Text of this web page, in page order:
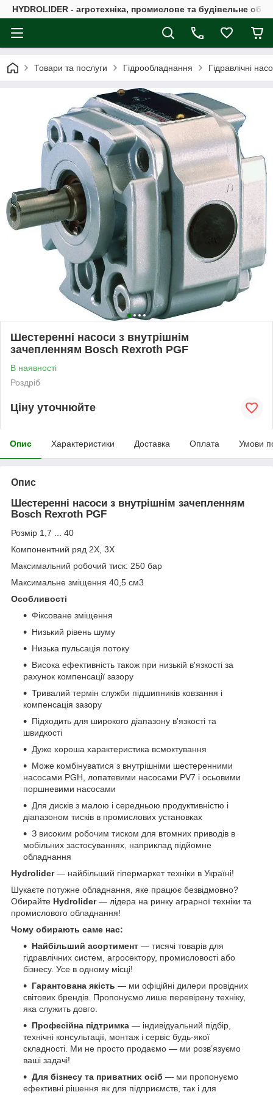
HYDROLIDER - агротехніка, промислове та будівельне
Товари та послуги Гідрообладнання Гідравлічні
Шестеренні насоси з внутрішнім
зачепленням Bosch Rexroth PGF
В наявності
Роздріб
Ціну уточнюйте
Опис Характеристики Доставка Оплата Умови
Опис
Шестеренні насоси з внутрішнім зачепленням
Bosch Rexroth PGF
Розмір 1,7 ... 40
Компонентний ряд 2X, 3X
Максимальний робочий тиск: 250 бар
Максимальне зміщення 40,5 см3
Особливості
Фіксоване зміщення
Низький рівень шуму
Низька пульсація потоку
Висока ефективність також при низькій в'язкості за
рахунок компенсації зазору
Тривалий термін служби підшипників ковзання і
компенсація зазору
Підходить для широкого діапазону в'язкості та
швидкості
Дуже хороша характеристика всмоктування
Може комбінуватися з внутрішніми шестеренними
насосами PGH, лопатевими насосами PV7 і осьовими
поршневими насосами
Для дисків з малою і середньою продуктивністю і
діапазоном тисків в промислових установках
З високим робочим тиском для втомних приводів в
мобільних застосуваннях, наприклад підйомне
обладнання
Hydrolider— найбільший гіпермаркет техніки в Україні!
Шукаєте потужне обладнання, яке працює безвідмовно?
Обирайте Hydrolider— лідера на ринку аграрної техніки та
промислового обладнання!
Чому обирають саме нас:
Найбільший асортимент — тисячі товарів для
гідравлічних систем, агросектору, промисловості або
бізнесу. Усе в одному місці!
Гарантована якість — ми офіційні дилери провідних
світових брендів. Пропонуємо лише перевірену техніку,
яка служить довго.
Професійна підтримка — індивідуальний підбір,
технічні консультації, монтаж і сервіс будь-якої
складності. Ми не просто продаємо — ми розв’язуємо
ваші задачі!
Для бізнесу та приватних осіб — ми пропонуємо
ефективні рішення як для підприємств, так і для